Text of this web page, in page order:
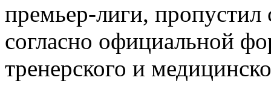
премьер-лиги,
согласно официальной
тренерского и